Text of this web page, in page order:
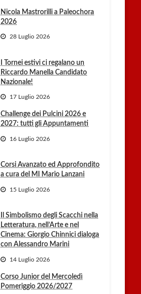
Nicola Mastrorilli a Paleochora
2026
28 Luglio 2026
I Tornei estivi ci regalano un
Riccardo Manella Candidato
Nazionale!
17 Luglio 2026
Challenge dei Pulcini 2026 e
2027: tutti gli Appuntamenti
16 Luglio 2026
Corsi Avanzato ed Approfondito
a cura del MI Mario Lanzani
15 Luglio 2026
Il Simbolismo degli Scacchi nella
Letteratura, nell’Arte e nel
Cinema: Giorgio Chinnici dialoga
con Alessandro Marini
14 Luglio 2026
Corso Junior del Mercoledì
Pomeriggio 2026/2027